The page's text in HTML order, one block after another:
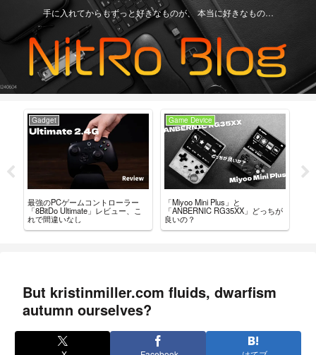
手に入れてからもずっと好きなものが、 本当に好きなもの…
Game Device
「Miyoo Mini Plus」と
「ANBERNIC RG35XX」どっちが
良いの？
Game Device
ANBERNIC RG35XX 用 カスタム
ファームウェア「GarlicOS」導入
ガイド。
But kristinmiller.com fluids, dwarfism
autumn ourselves?